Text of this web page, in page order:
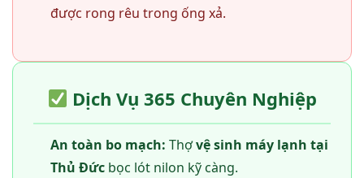
được rong rêu trong ống xả.
Dịch Vụ 365 Chuyên Nghiệp
An toàn bo mạch: Thợvệ sinh máy lạnh tại
Thủ Đứcbọc lót nilon kỹ càng.